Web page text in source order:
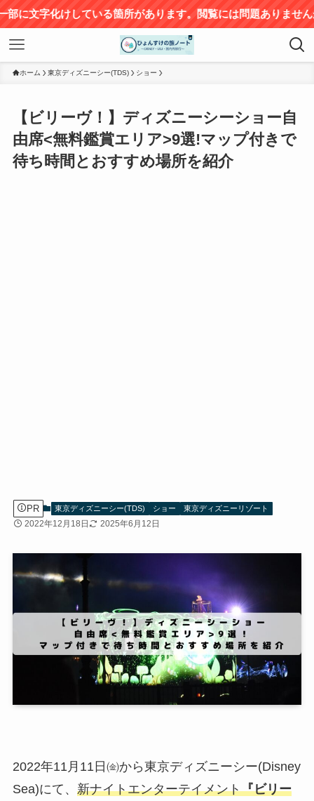
る箇所があります。閲覧には問題ありませんが、ご不便をおか
ホーム 東京ディズニーシー(TDS) ショー
【ビリーヴ！】ディズニーシーショー自
由席<無料鑑賞エリア>9選!マップ付きで
待ち時間とおすすめ場所を紹介
PR 東京ディズニーシー(TDS) ショー 東京ディズニーリゾート
2022年12月18日 2025年6月12日
2022年11月11日㈮から東京ディズニーシー(Disney
Sea)にて、 新ナイトエンターテイメント『ビリー